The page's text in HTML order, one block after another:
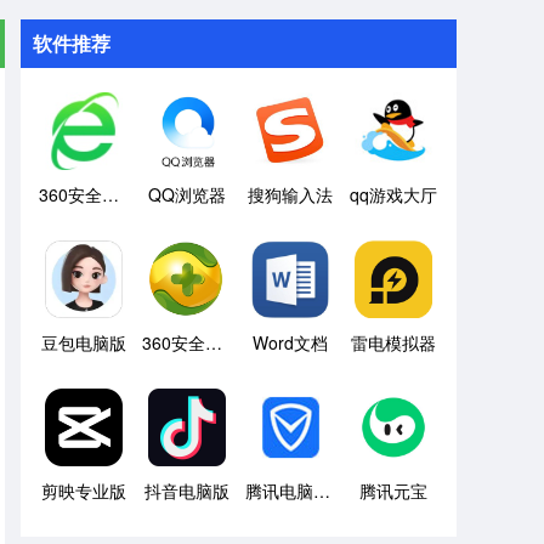
软件推荐
360安全浏览器 QQ浏览器 搜狗输入法 qq游戏大厅
豆包电脑版 360安全卫士 Word文档 雷电模拟器
剪映专业版 抖音电脑版 腾讯电脑管家 腾讯元宝